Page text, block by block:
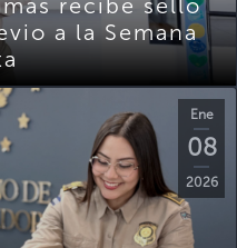
a la Semana
Ene
08
2026